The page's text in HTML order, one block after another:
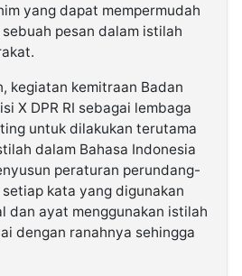
yang dapat mempermudah
pesan dalam istilah
kegiatan kemitraan Badan
X DPR RI sebagai lembaga
untuk dilakukan terutama
dalam Bahasa Indonesia
peraturan perundang-
kata yang digunakan
dan ayat menggunakan istilah
dengan ranahnya sehingga